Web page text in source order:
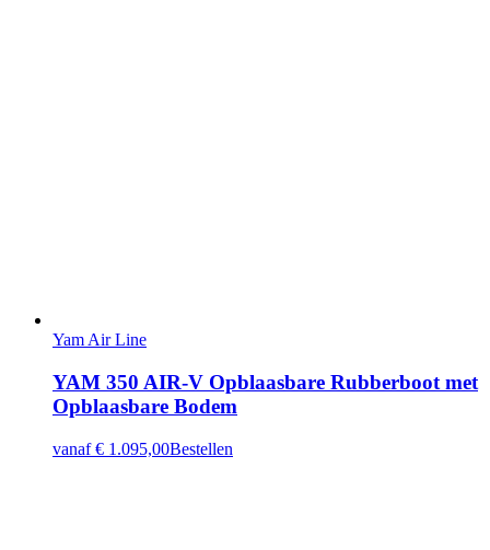
Yam Air Line
YAM 350 AIR-V Opblaasbare Rubberboot met
Opblaasbare Bodem
vanaf € 1.095,00Bestellen